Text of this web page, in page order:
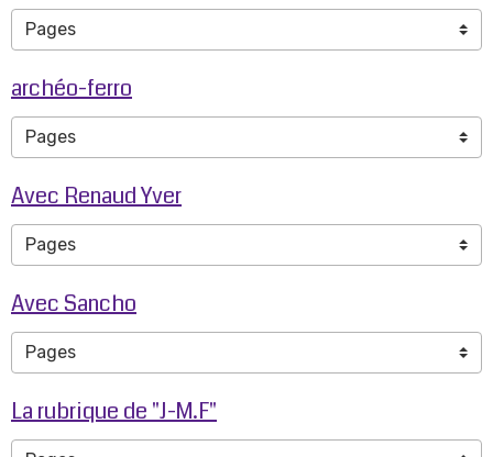
archéo-ferro
Avec Renaud Yver
Avec Sancho
La rubrique de "J-M.F"